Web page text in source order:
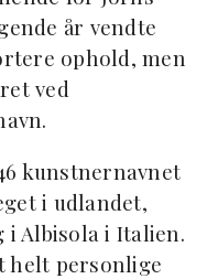
år vendte
ophold, men
ved
kunstnernavnet
i udlandet,
i Albisola i Italien.
helt personlige